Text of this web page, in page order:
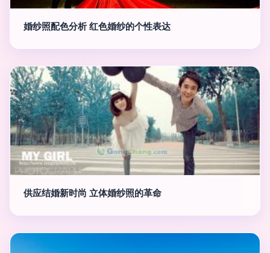
婚纱照配色分析 红色婚纱的个性表达
供应结婚新时尚 立体婚纱照的革命